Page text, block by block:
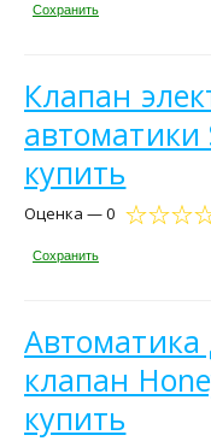
Сохранить
Клапан
автоматики
купить
Оценка — 0
Сохранить
Автоматика
клапан
купить